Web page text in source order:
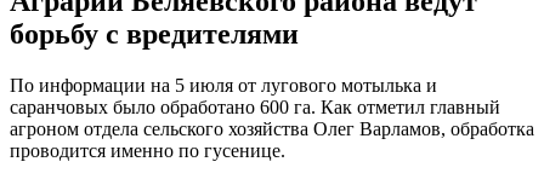
борьбу с вредителями
По информации на 5 июля от лугового мотылька и
саранчовых было обработано 600 га. Как отметил главный
агроном отдела сельского хозяйства Олег Варламов, обработка
проводится именно по гусенице.